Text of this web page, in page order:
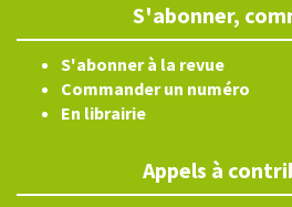
S'abonner,
S'abonner à la revue
Commander un numéro
En librairie
Appels à